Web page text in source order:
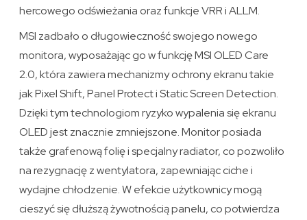
hercowego odświeżania oraz funkcje VRR i ALLM.
MSI zadbało o długowieczność swojego nowego
monitora, wyposażając go w funkcję MSI OLED Care
2.0, która zawiera mechanizmy ochrony ekranu takie
jak Pixel Shift, Panel Protect i Static Screen Detection.
Dzięki tym technologiom ryzyko wypalenia się ekranu
OLED jest znacznie zmniejszone. Monitor posiada
także grafenową folię i specjalny radiator, co pozwoliło
na rezygnację z wentylatora, zapewniając ciche i
wydajne chłodzenie. W efekcie użytkownicy mogą
cieszyć się dłuższą żywotnością panelu, co potwierdza